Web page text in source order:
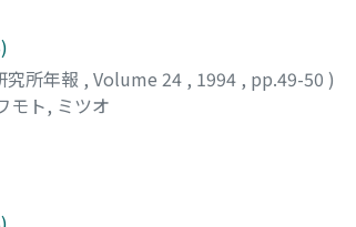
究所年報 , Volume 24 , 1994 , pp.49-50 )
モト, ミツオ